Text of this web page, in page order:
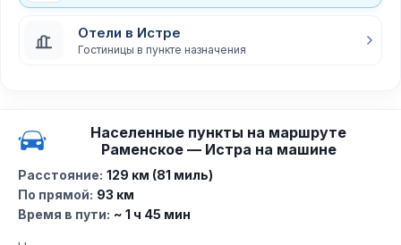
Отели в Истре
Гостиницы в пункте назначения
Населенные пункты на маршруте
Раменское — Истра на машине
Расстояние: 129 км (81 миль)
По прямой: 93 км
Время в пути: ~ 1 ч 45 мин